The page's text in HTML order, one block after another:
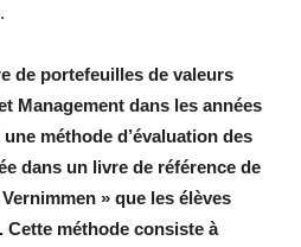
de portefeuilles de valeurs
Management dans les années
méthode d’évaluation des
dans un livre de référence de
» que les élèves
Cette méthode consiste à